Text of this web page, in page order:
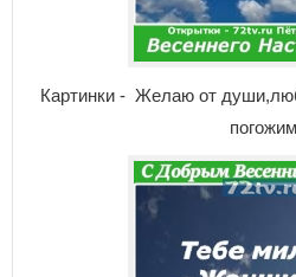
Картинки - Желаю от